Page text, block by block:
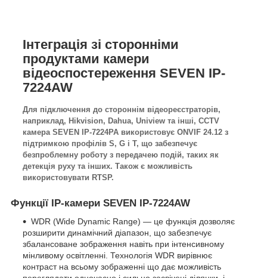
Інтеграція зі сторонніми
продуктами камери
відеоспостереження SEVEN IP-
7224AW
Для підключення до стороннім відеореєстраторів,
наприклад, Hikvision, Dahua, Uniview та інші, CCTV
камера SEVEN IP-7224PA використовує ONVIF 24.12 з
підтримкою профілів S, G і T, що забезпечує
безпроблемну роботу з передачею подій, таких як
детекція руху та інших. Також є можливість
використовувати RTSP.
Функції IP-камери SEVEN IP-7224AW
WDR (Wide Dynamic Range) — це функція дозволяє
розширити динамічний діапазон, що забезпечує
збалансоване зображення навіть при інтенсивному
мінливому освітленні. Технологія WDR вирівнює
контраст на всьому зображенні що дає можливість